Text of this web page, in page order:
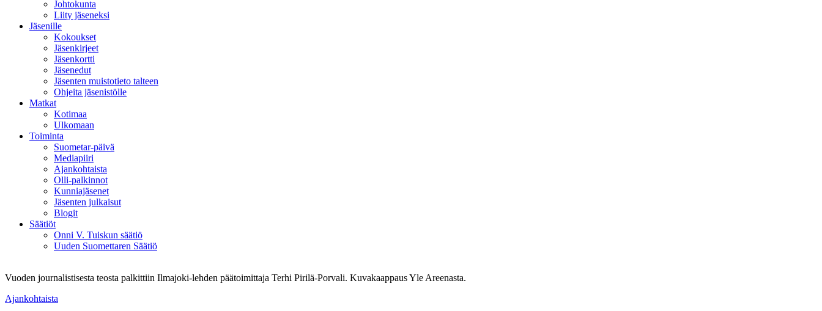
Johtokunta
Liity jäseneksi
Jäsenille
Kokoukset
Jäsenkirjeet
Jäsenkortti
Jäsenedut
Jäsenten muistotieto talteen
Ohjeita jäsenistölle
Matkat
Kotimaa
Ulkomaan
Toiminta
Suometar-päivä
Mediapiiri
Ajankohtaista
Olli-palkinnot
Kunniajäsenet
Jäsenten julkaisut
Blogit
Säätiöt
Onni V. Tuiskun säätiö
Uuden Suomettaren Säätiö
Vuoden journalistisesta teosta palkittiin Ilmajoki-lehden päätoimittaja Terhi Pirilä-Porvali. Kuvakaappaus Yle Areenasta.
Ajankohtaista